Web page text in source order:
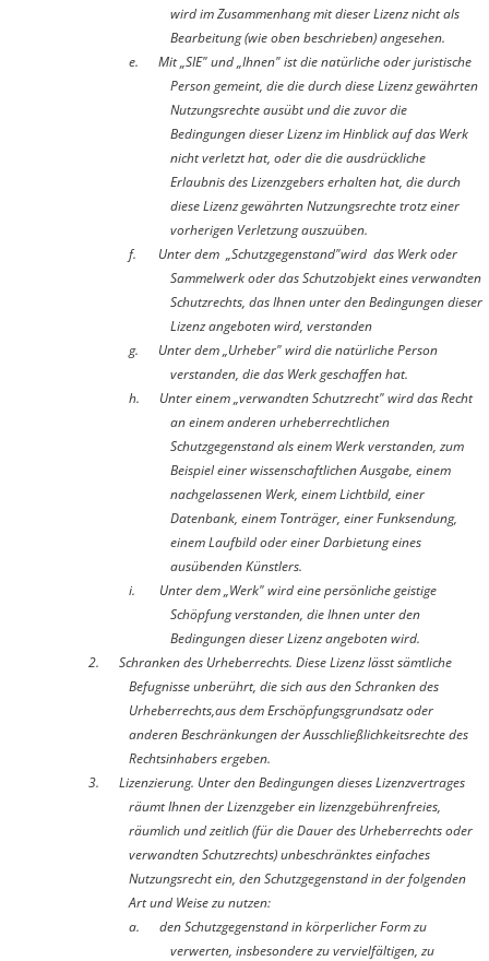
wird im Zusammenhang mit dieser Lizenz nicht als
Bearbeitung (wie oben beschrieben) angesehen.
e.
Mit „SIE" und „Ihnen" ist die natürliche oder juristische
Person gemeint, die die durch diese Lizenz gewährten
Nutzungsrechte ausübt und die zuvor die
Bedingungen dieser Lizenz im Hinblick auf das Werk
nicht verletzt hat, oder die die ausdrückliche
Erlaubnis des Lizenzgebers erhalten hat, die durch
diese Lizenz gewährten Nutzungsrechte trotz einer
vorherigen Verletzung auszuüben.
f.
Unter dem „Schutzgegenstand"wird das Werk oder
Sammelwerk oder das Schutzobjekt eines verwandten
Schutzrechts, das Ihnen unter den Bedingungen dieser
Lizenz angeboten wird, verstanden
g.
Unter dem „Urheber" wird die natürliche Person
verstanden, die das Werk geschaffen hat.
h.
Unter einem „verwandten Schutzrecht" wird das Recht
an einem anderen urheberrechtlichen
Schutzgegenstand als einem Werk verstanden, zum
Beispiel einer wissenschaftlichen Ausgabe, einem
nachgelassenen Werk, einem Lichtbild, einer
Datenbank, einem Tonträger, einer Funksendung,
einem Laufbild oder einer Darbietung eines
ausübenden Künstlers.
i.
Unter dem „Werk" wird eine persönliche geistige
Schöpfung verstanden, die Ihnen unter den
Bedingungen dieser Lizenz angeboten wird.
2. Schranken des Urheberrechts. Diese Lizenz lässt sämtliche
Befugnisse unberührt, die sich aus den Schranken des
Urheberrechts,aus dem Erschöpfungsgrundsatz oder
anderen Beschränkungen der Ausschließlichkeitsrechte des
Rechtsinhabers ergeben.
3. Lizenzierung. Unter den Bedingungen dieses Lizenzvertrages
räumt Ihnen der Lizenzgeber ein lizenzgebührenfreies,
räumlich und zeitlich (für die Dauer des Urheberrechts oder
verwandten Schutzrechts) unbeschränktes einfaches
Nutzungsrecht ein, den Schutzgegenstand in der folgenden
Art und Weise zu nutzen:
a.
den Schutzgegenstand in körperlicher Form zu
verwerten, insbesondere zu vervielfältigen, zu